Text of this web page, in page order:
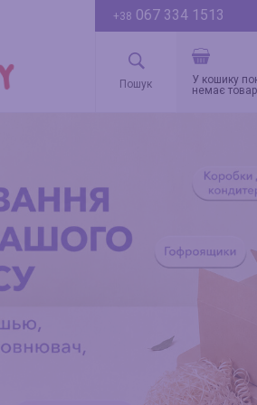
+38 067 334 1513
У кошику
немає